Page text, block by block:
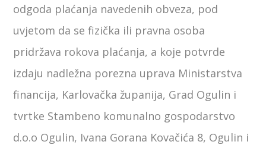
odgoda plaćanja navedenih obveza, pod
uvjetom da se fizička ili pravna osoba
pridržava rokova plaćanja, a koje potvrde
izdaju nadležna porezna uprava Ministarstva
financija, Karlovačka županija, Grad Ogulin i
tvrtke Stambeno komunalno gospodarstvo
d.o.o Ogulin, Ivana Gorana Kovačića 8, Ogulin i